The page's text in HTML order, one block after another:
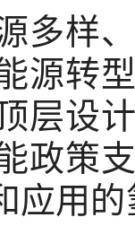
多样
源转
层设
政策
应用